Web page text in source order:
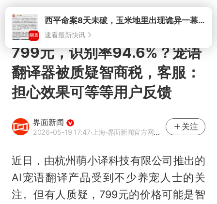
打开西平命案8天未破，玉米地里出现诡异一幕，我突然想起了欧金中
速看最新快讯
799元，识别率94.6%？宠语
翻译器被质疑智商税，客服：
担心效果可等等用户反馈
界面新闻
2026-05-19 17:47·上海·界面新闻官方网易号
关注
近日，由杭州萌小译科技有限公司推出的
AI宠语翻译产品受到不少养宠人士的关
注。但有人质疑，799元的价格可能是智